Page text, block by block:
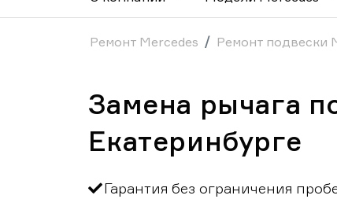
Ремонт Mercedes Ремонт подвески
Замена рычага
Екатеринбурге
Гарантия без ограничения